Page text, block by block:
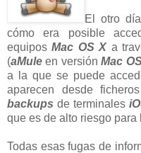
El otro
cómo era posible
equiposMac OS X a
(aMule en versiónMac
a la que se puede
aparecen desde ficheros
backups de terminales
que es de alto riesgo
Todas esas fugas de